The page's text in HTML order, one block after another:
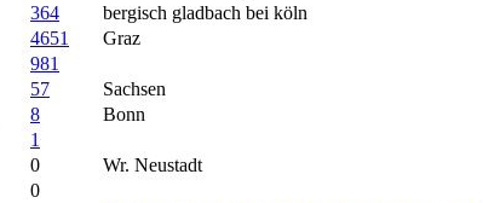
364 bergisch gladbach bei köln
4651 Graz
981
57 Sachsen
8 Bonn
1
0 Wr. Neustadt
0